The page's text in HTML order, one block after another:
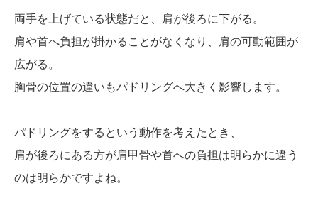
両手を上げている状態だと、肩が後ろに下がる。
肩や首へ負担が掛かることがなくなり、肩の可動範囲が
広がる。
胸骨の位置の違いもパドリングへ大きく影響します。
パドリングをするという動作を考えたとき、
肩が後ろにある方が肩甲骨や首への負担は明らかに違う
のは明らかですよね。